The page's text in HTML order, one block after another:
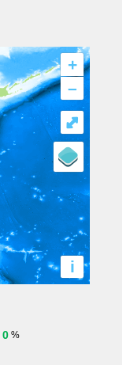
+
–
i
⤢
0 %